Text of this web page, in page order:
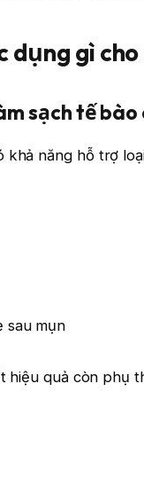
dụng gì
sạch tế bào
khả năng hỗ trợ
sau mụn
hiệu quả còn phụ